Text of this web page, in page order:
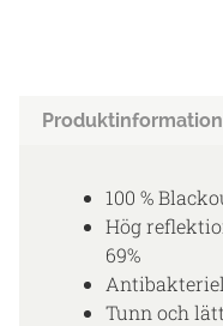
Produktinformation
100 %
Hög
69%
Tunn och